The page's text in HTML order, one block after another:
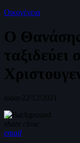
Οικογένεια
Ο
today22/12/2021
share close
email